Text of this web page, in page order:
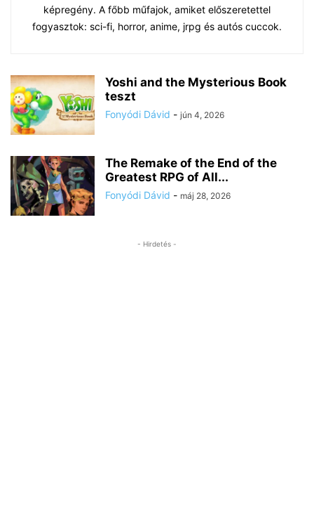
képregény. A főbb műfajok, amiket előszeretettel
fogyasztok: sci-fi, horror, anime, jrpg és autós cuccok.
Yoshi and the Mysterious Book
teszt
Fonyódi Dávid - jún 4, 2026
The Remake of the End of the
Greatest RPG of All...
Fonyódi Dávid - máj 28, 2026
- Hirdetés -